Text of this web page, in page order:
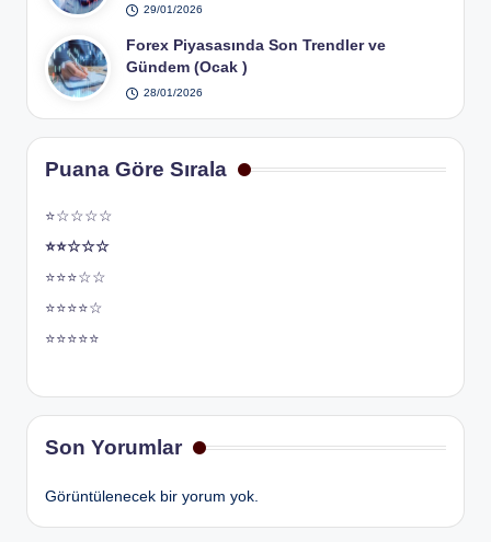
29/01/2026
Forex Piyasasında Son Trendler ve
Gündem (Ocak )
28/01/2026
Puana Göre Sırala
⭐☆☆☆☆
⭐⭐☆☆☆
⭐⭐⭐☆☆
⭐⭐⭐⭐☆
⭐⭐⭐⭐⭐
Son Yorumlar
Görüntülenecek bir yorum yok.